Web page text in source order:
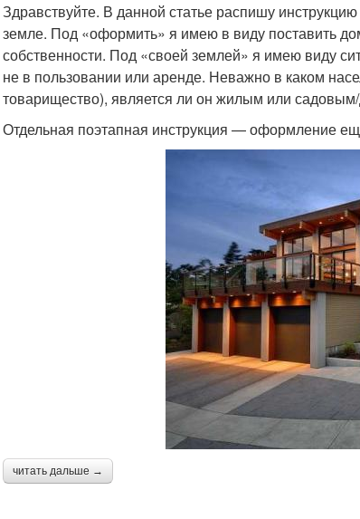
Здравствуйте. В данной статье распишу
земле. Под «оформить» я имею в виду поставить
собственности. Под «своей землей» я имею виду
не в пользовании или аренде. Неважно в каком
товарищество), является ли он жилым или
Отдельная поэтапная инструкция — оформление
читать дальше →